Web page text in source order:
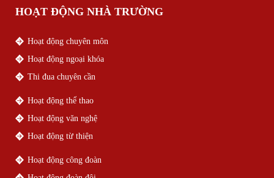
HOẠT ĐỘNG NHÀ TRƯỜNG
Hoạt động chuyên môn
Hoạt động ngoại khóa
Thi đua chuyên cần
Hoạt động thể thao
Hoạt động văn nghệ
Hoạt động từ thiện
Hoạt động công đoàn